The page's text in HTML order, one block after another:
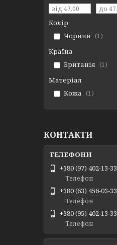
Колір
Чорний
1
Країна
Британія
1
Матеріал
Кожа
1
КОНТАКТИ
+380 (97) 402-13-33
Телефон
+380 (63) 456-03-33
Телефон
+380 (95) 402-13-33
Телефон